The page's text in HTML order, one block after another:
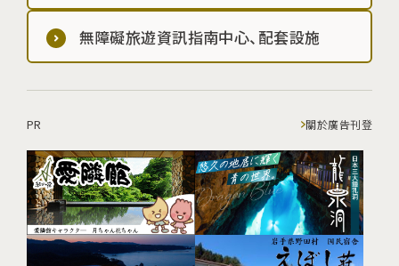
無障礙旅遊資訊指南中心、配套設施
PR 關於廣告刊登